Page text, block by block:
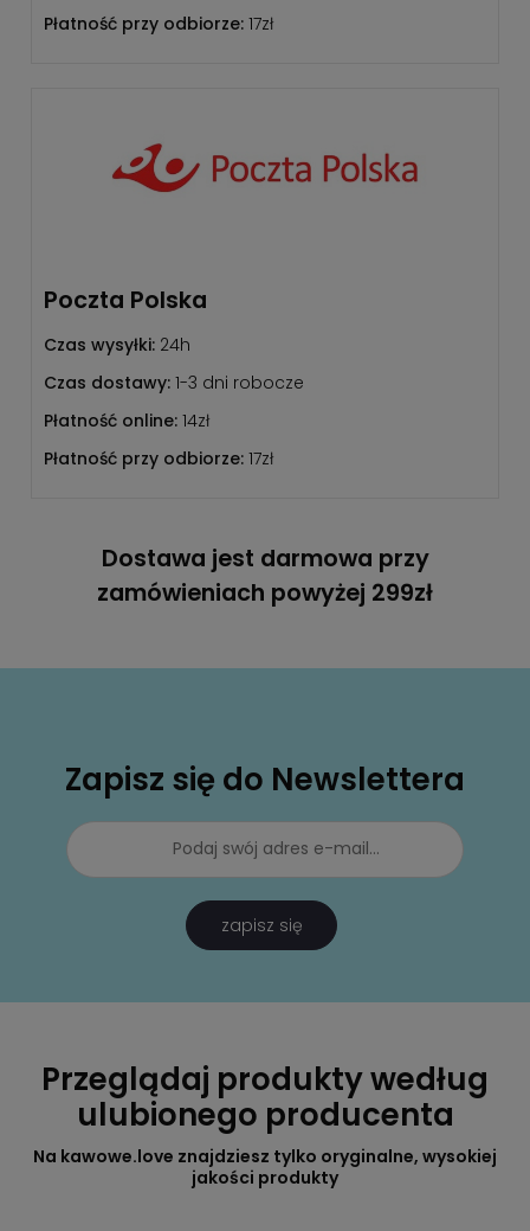
Płatność przy odbiorze: 17zł
Poczta Polska
Czas wysyłki: 24h
Czas dostawy: 1-3 dni robocze
Płatność online: 14zł
Płatność przy odbiorze: 17zł
Dostawa jest darmowa przy
zamówieniach powyżej 299zł
Zapisz się do Newslettera
zapisz się
Przeglądaj produkty według
ulubionego producenta
Na kawowe.love znajdziesz tylko oryginalne, wysokiej
jakości produkty